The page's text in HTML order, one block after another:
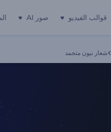
قوالب الفيديو صور AI
شعار نيون متجمد